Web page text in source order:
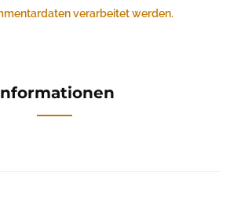
verarbeitet werden.